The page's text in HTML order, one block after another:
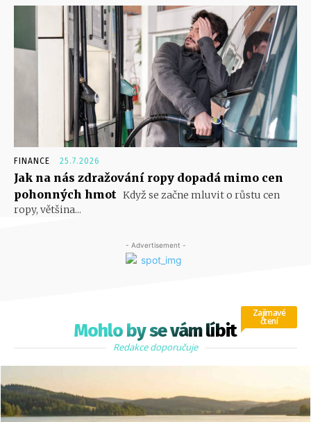
FINANCE 25.7.2026
Jak na nás zdražování ropy dopadá mimo cen
pohonných hmot Když se začne mluvit o růstu cen
ropy, většina...
- Advertisement -
Mohlo by se vám líbit
Zajímavé
čtení
Redakce doporučuje